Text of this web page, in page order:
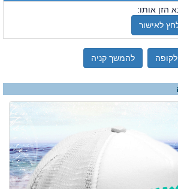
הזן אותו:
לאישור
לקופה להמשך קניה